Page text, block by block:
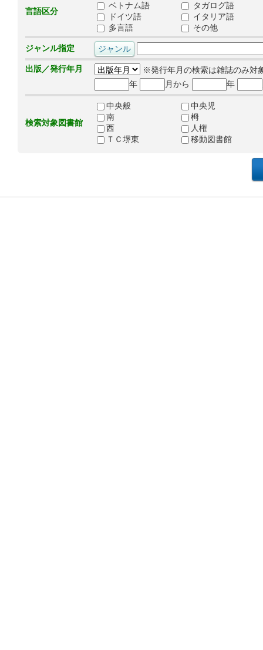
言語区分
ベトナム語
タガログ語
ドイツ語
イタリア語
多言語
その他
ジャンル指定
出版／発行年月
※発行年月の検索は雑誌のみ対
年
月から 年
検索対象図書館
中央般
中央児
南
栂
西
人権
ＴＣ堺東
移動図書館